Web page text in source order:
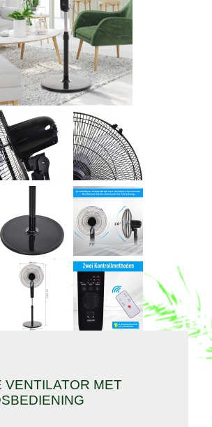
VENTILATOR MET